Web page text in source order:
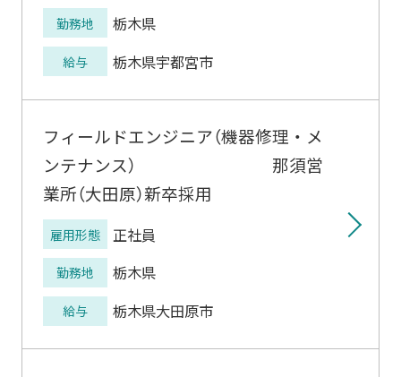
勤務地 栃木県
給与 栃木県宇都宮市
フィールドエンジニア（機器修理・メ
ンテナンス） 那須営
業所（大田原）新卒採用
雇用形態 正社員
勤務地 栃木県
給与 栃木県大田原市